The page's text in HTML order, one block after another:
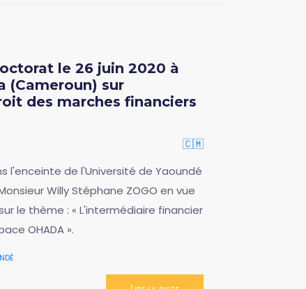
le 26 juin 2020 à
(Cameroun) sur
des marches financiers
🇨🇲
l'enceinte de l'Université de Yaoundé
Willy Stéphane ZOGO en vue
le thème : « L'intermédiaire financier
OHADA ».